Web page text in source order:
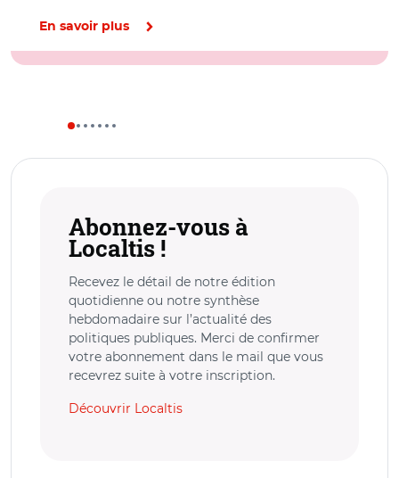
En savoir plus
Abonnez-vous à
Localtis !
Recevez le détail de notre édition
quotidienne ou notre synthèse
hebdomadaire sur l’actualité des
politiques publiques. Merci de confirmer
votre abonnement dans le mail que vous
recevrez suite à votre inscription.
Découvrir Localtis